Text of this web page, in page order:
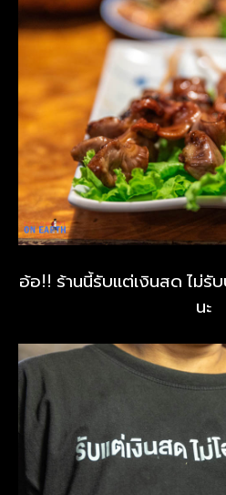
อ้อ!! ร้านนี้รับแต่เงินสด ไม่รั
นะ